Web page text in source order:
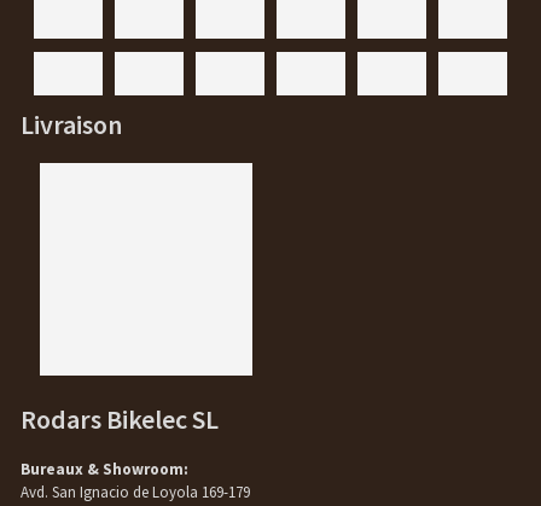
Livraison
Rodars Bikelec SL
Bureaux & Showroom:
Avd. San Ignacio de Loyola 169-179